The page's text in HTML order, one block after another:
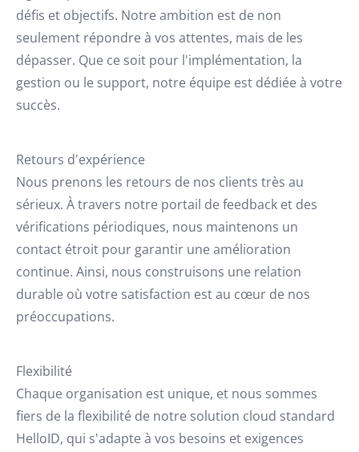
défis et objectifs. Notre ambition est de non
seulement répondre à vos attentes, mais de les
dépasser. Que ce soit pour l'implémentation, la
gestion ou le support, notre équipe est dédiée à votre
succès.
Retours d'expérience
Nous prenons les retours de nos clients très au
sérieux. À travers notre portail de feedback et des
vérifications périodiques, nous maintenons un
contact étroit pour garantir une amélioration
continue. Ainsi, nous construisons une relation
durable où votre satisfaction est au cœur de nos
préoccupations.
Flexibilité
Chaque organisation est unique, et nous sommes
fiers de la flexibilité de notre solution cloud standard
HelloID, qui s'adapte à vos besoins et exigences